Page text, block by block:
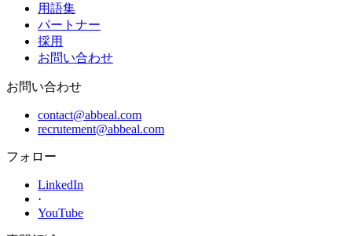
用語集
パートナー
採用
お問い合わせ
お問い合わせ
contact@abbeal.com
recrutement@abbeal.com
フォロー
LinkedIn
·
YouTube